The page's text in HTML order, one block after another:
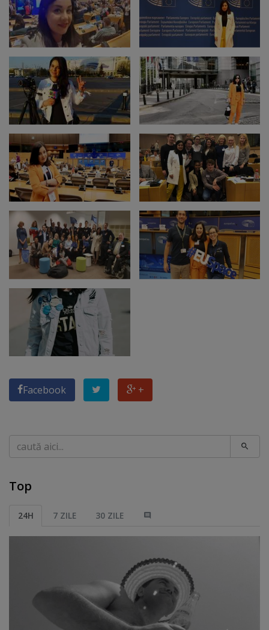
Facebook +
Caută
Top
24H 7 ZILE 30 ZILE